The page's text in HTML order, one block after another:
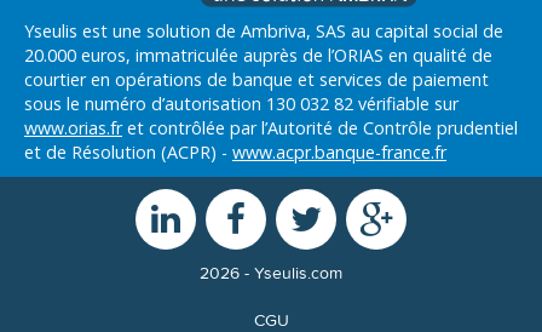
Yseulis est une solution de Ambriva, SAS au capital social de
20.000 euros, immatriculée auprès de l’ORIAS en qualité de
courtier en opérations de banque et services de paiement
sous le numéro d’autorisation 130 032 82 vérifiable sur
www.orias.fret contrôlée par l’Autorité de Contrôle prudentiel
et de Résolution (ACPR) - www.acpr.banque-france.fr
2026 - Yseulis.com
CGU